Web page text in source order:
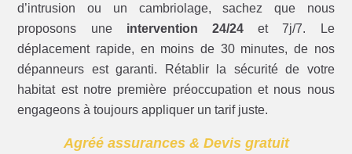
d’intrusion ou un cambriolage, sachez que nous
proposons une intervention 24/24 et 7j/7. Le
déplacement rapide, en moins de 30 minutes, de nos
dépanneurs est garanti. Rétablir la sécurité de votre
habitat est notre première préoccupation et nous nous
engageons à toujours appliquer un tarif juste.
Agréé assurances & Devis gratuit